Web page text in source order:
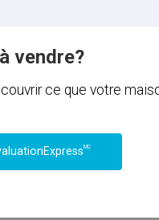
vendre?
ce que votre
MC